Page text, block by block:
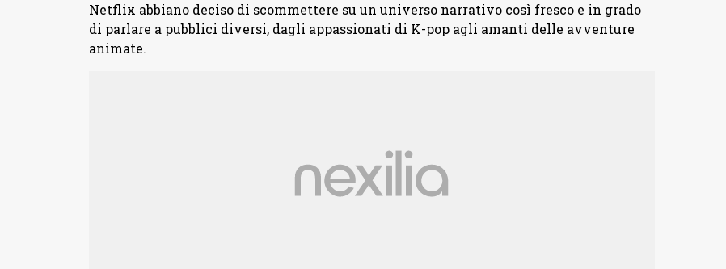
Netflix abbiano deciso di scommettere su un universo narrativo così fresco e in grado
di parlare a pubblici diversi, dagli appassionati di K-pop agli amanti delle avventure
animate.